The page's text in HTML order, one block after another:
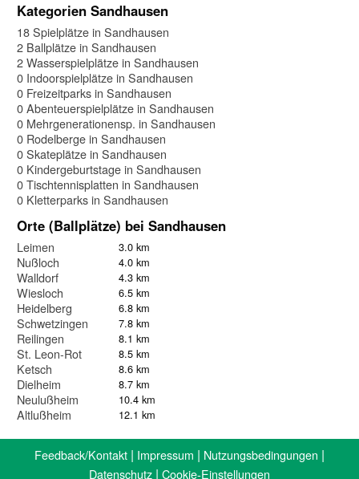
Kategorien Sandhausen
18 Spielplätze in Sandhausen
2 Ballplätze in Sandhausen
2 Wasserspielplätze in Sandhausen
0 Indoorspielplätze in Sandhausen
0 Freizeitparks in Sandhausen
0 Abenteuerspielplätze in Sandhausen
0 Mehrgenerationensp. in Sandhausen
0 Rodelberge in Sandhausen
0 Skateplätze in Sandhausen
0 Kindergeburtstage in Sandhausen
0 Tischtennisplatten in Sandhausen
0 Kletterparks in Sandhausen
Orte (Ballplätze) bei Sandhausen
Leimen 3.0 km
Nußloch 4.0 km
Walldorf 4.3 km
Wiesloch 6.5 km
Heidelberg 6.8 km
Schwetzingen 7.8 km
Reilingen 8.1 km
St. Leon-Rot 8.5 km
Ketsch 8.6 km
Dielheim 8.7 km
Neulußheim 10.4 km
Altlußheim 12.1 km
Feedback/Kontakt | Impressum | Nutzungsbedingungen |
Datenschutz | Cookie-Einstellungen